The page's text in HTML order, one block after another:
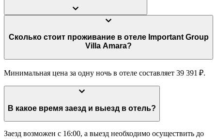
Сколько стоит проживание в отеле Important Group
Villa Amara?
Минимальная цена за одну ночь в отеле составляет 39 391 ₽.
В какое время заезд и выезд в отель?
Заезд возможен с 16:00, а выезд необходимо осуществить до